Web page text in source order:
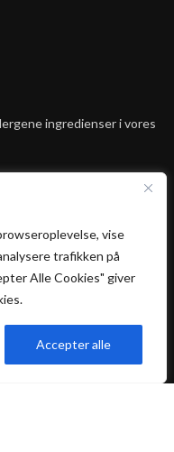
vise
trafikken på
Alle Cookies" giver
Accepter alle
ingredienser i vores